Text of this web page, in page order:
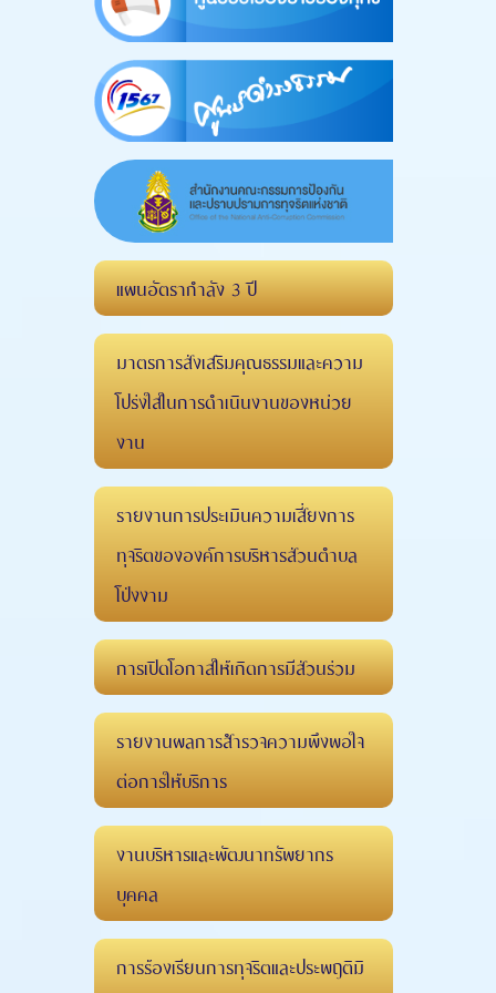
แผนอัตรากำลัง 3 ปี
มาตรการส่งเสริมคุณธรรมและความ
โปร่งใสในการดำเนินงานของหน่วย
งาน
รายงานการประเมินความเสี่ยงการ
ทุจริตขององค์การบริหารส่วนตำบล
โป่งงาม
การเปิดโอกาสให้เกิดการมีส่วนร่วม
รายงานผลการสำรวจความพึงพอใจ
ต่อการให้บริการ
งานบริหารและพัฒนาทรัพยากร
บุคคล
การร้องเรียนการทุจริตและประพฤติมิ